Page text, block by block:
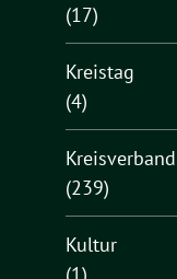
(17)
Kreistag
(4)
Kreisverband
(239)
Kultur
(1)